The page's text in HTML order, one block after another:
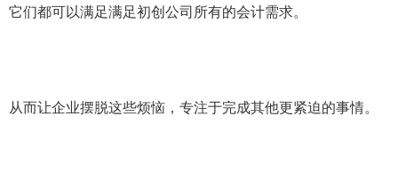
它们都可以满足满足初创公司所有的会计需求。
从而让企业摆脱这些烦恼，专注于完成其他更紧迫的事情。